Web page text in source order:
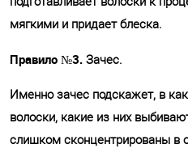
мягкими и придает блеска.
Правило №3. Зачес.
Именно зачес подскажет, в
волоски, какие из них
слишком сконцентрированы в